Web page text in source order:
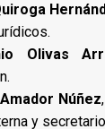
Olivas
Núñez
y